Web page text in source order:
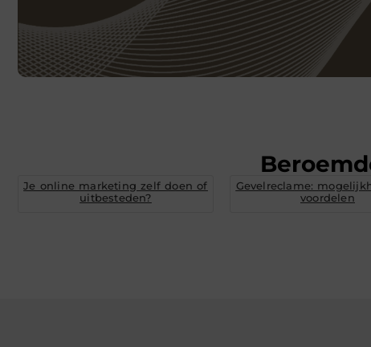
Je online marketing zelf doen of
uitbesteden?
Gevelreclame:
voordelen